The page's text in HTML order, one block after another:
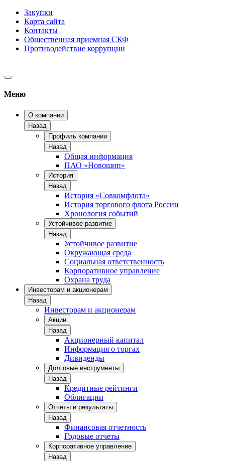
Закупки
Карта сайта
Контакты
Общественная приемная СКФ
Противодействие коррупции
Меню
О компании
Назад
Профиль компании
Назад
Общая информация
ПАО «Новошип»
История
Назад
История «Совкомфлота»
История торгового флота России
Хронология событий
Устойчивое развитие
Назад
Устойчивое развитие
Окружающая среда
Социальная ответственность
Корпоративное управление
Охрана труда
Инвесторам и акционерам
Назад
Инвесторам и акционерам
Акции
Назад
Акционерный капитал
Информация о торгах
Дивиденды
Долговые инструменты
Назад
Кредитные рейтинги
Облигации
Отчеты и результаты
Назад
Финансовая отчетность
Годовые отчеты
Корпоративное управление
Назад